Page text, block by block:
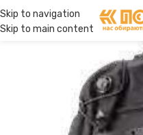
Skip to navigation
Skip to main content